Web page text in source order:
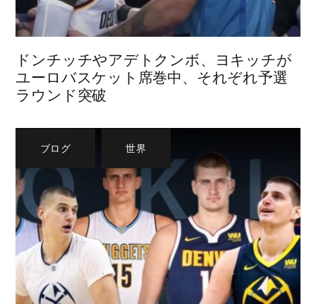
ドンチッチやアデトクンボ、ヨキッチが
ユーロバスケット席巻中、それぞれ予選
ラウンド突破
ブログ 世界